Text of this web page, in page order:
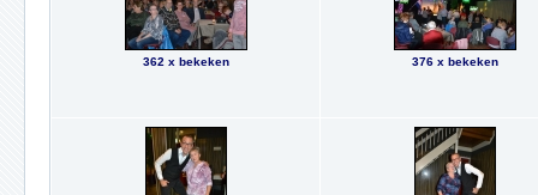
362 x bekeken 376 x bekeken